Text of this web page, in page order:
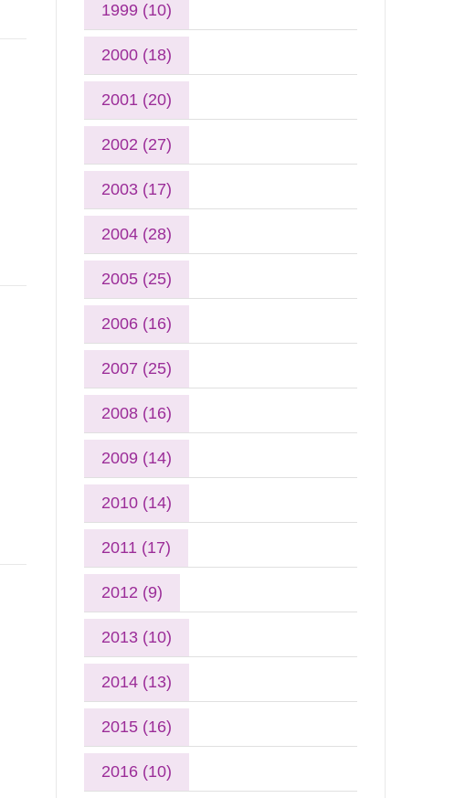
1999 (10)
2000 (18)
2001 (20)
2002 (27)
2003 (17)
2004 (28)
2005 (25)
2006 (16)
2007 (25)
2008 (16)
2009 (14)
2010 (14)
2011 (17)
2012 (9)
2013 (10)
2014 (13)
2015 (16)
2016 (10)